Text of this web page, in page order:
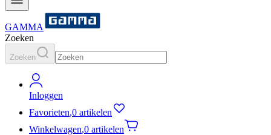
GAMMA
Zoeken
Zoeken
Inloggen
Favorieten,0 artikelen
Winkelwagen,0 artikelen